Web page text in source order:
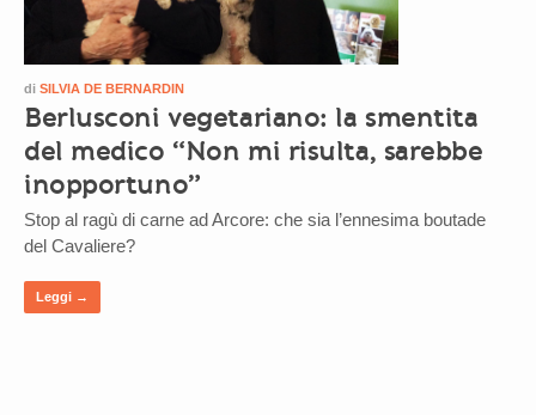
di SILVIA DE BERNARDIN
Berlusconi vegetariano: la smentita
del medico “Non mi risulta, sarebbe
inopportuno”
Stop al ragù di carne ad Arcore: che sia l’ennesima boutade
del Cavaliere?
Leggi →